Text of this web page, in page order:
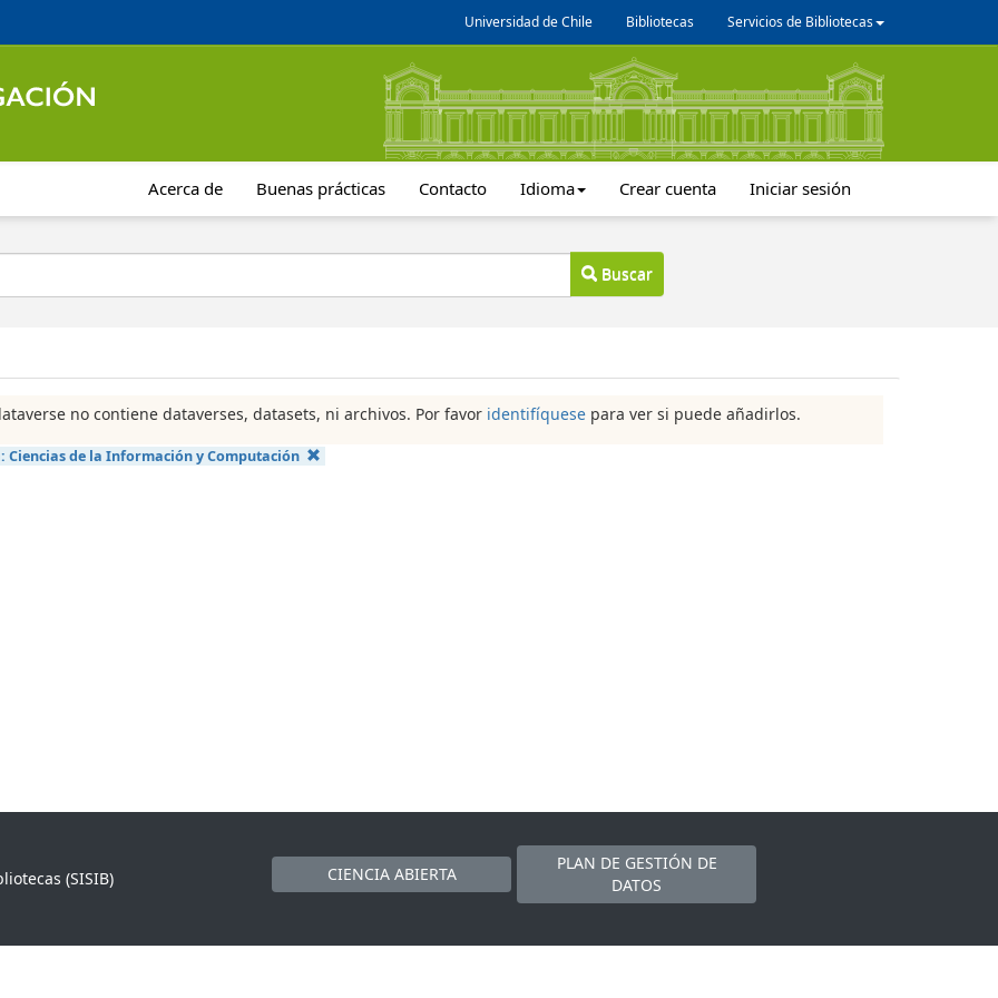
Universidad de Chile Bibliotecas Servicios de Bibliotecas
Acerca de Buenas prácticas Contacto Idioma Crear cuenta Iniciar sesión
Buscar
no contiene dataverses, datasets, ni archivos. Por favor identifíquese para ver si puede añadirlos.
Ciencias de la Información y Computación
(SISIB)
CIENCIA ABIERTA
PLAN DE GESTIÓN DE
DATOS